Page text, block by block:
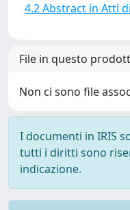
4.2 Abstract in Atti
File in questo
Non ci sono file
I documenti in IRIS
tutti i diritti sono
indicazione.